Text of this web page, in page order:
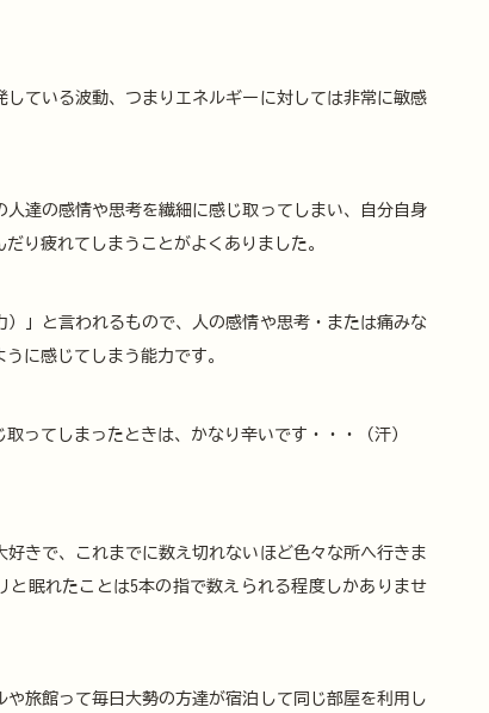
している波動、つまりエネルギーに対しては非常に敏感
人達の感情や思考を繊細に感じ取ってしまい、自分自身
り疲れてしまうことがよくありました。
）」と言われるもので、人の感情や思考・または痛みな
に感じてしまう能力です。
ってしまったときは、かなり辛いです・・・（汗）
好きで、これまでに数え切れないほど色々な所へ行きま
と眠れたことは5本の指で数えられる程度しかありませ
や旅館って毎日大勢の方達が宿泊して同じ部屋を利用し